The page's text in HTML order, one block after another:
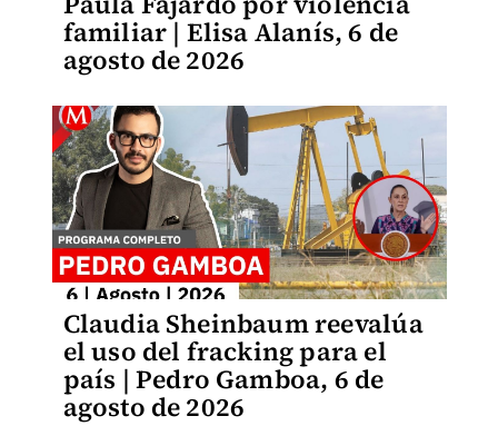
familiar | Elisa Alanís, 6 de
agosto de 2026
Claudia Sheinbaum reevalúa
el uso del fracking para el
país | Pedro Gamboa, 6 de
agosto de 2026